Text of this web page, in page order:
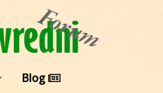
Blog